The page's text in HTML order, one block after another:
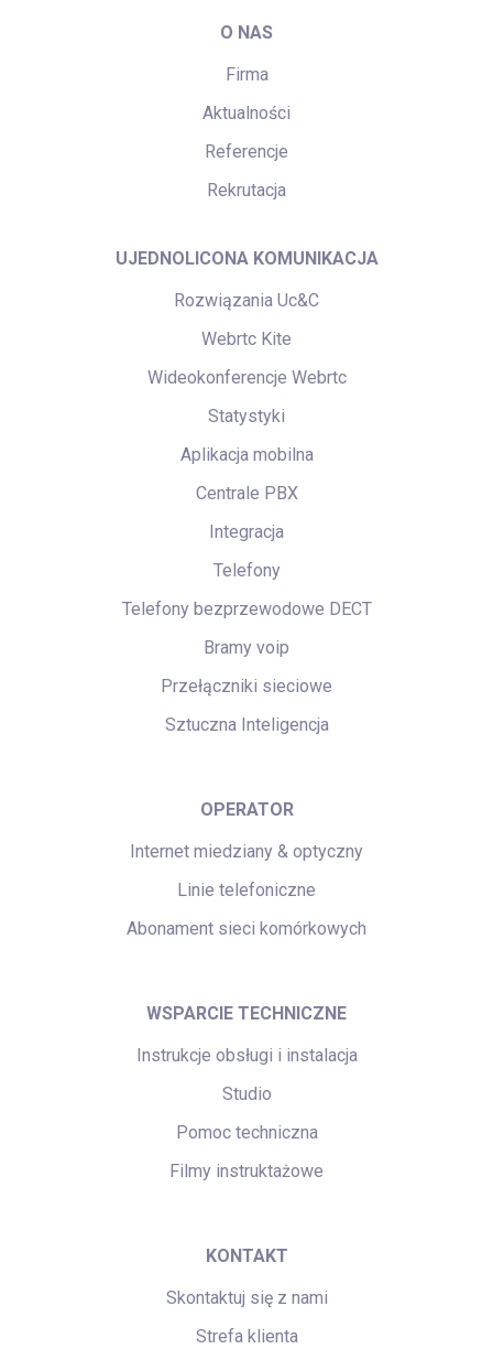
O NAS
Firma
Aktualności
Referencje
Rekrutacja
UJEDNOLICONA KOMUNIKACJA
Rozwiązania Uc&C
Webrtc Kite
Wideokonferencje Webrtc
Statystyki
Aplikacja mobilna
Centrale PBX
Integracja
Telefony
Telefony bezprzewodowe DECT
Bramy voip
Przełączniki sieciowe
Sztuczna Inteligencja
OPERATOR
Internet miedziany & optyczny
Linie telefoniczne
Abonament sieci komórkowych
WSPARCIE TECHNICZNE
Instrukcje obsługi i instalacja
Studio
Pomoc techniczna
Filmy instruktażowe
KONTAKT
Skontaktuj się z nami
Strefa klienta